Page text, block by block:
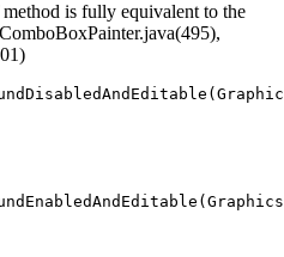
is fully equivalent to the